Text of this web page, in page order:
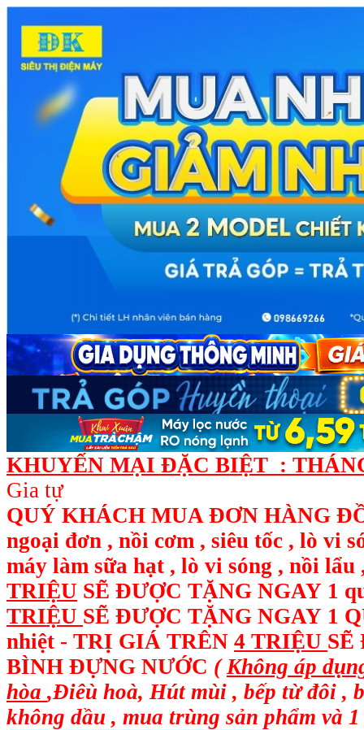
KHUYẾN MẠI ĐẶC BIỆT :
Gia tự
QUÝ KHÁCH MUA ĐƠN HÀNG
ngoại đơn , nồi cơm , siêu tốc , lò vi
máy làm sữa hạt , lò vi sóng , nồi
TRIỆU SẼ ĐƯỢC TẶNG NGAY 1
TRIỆU SẼ ĐƯỢC TẶNG NGAY 1
nhiệt - TRỊ GIÁ TRÊN 4 TRIỆU SẼ
BÌNH ĐỰNG NƯỚC (Không áp
hòa ,Điêù hoà, Hút mùi , bếp từ đôi ,
không dầu , mua trùng sản phẩm và